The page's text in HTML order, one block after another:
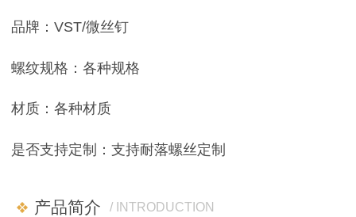
品牌：VST/微丝钉
螺纹规格：各种规格
材质：各种材质
是否支持定制：支持耐落螺丝定制
产品简介 / INTRODUCTION